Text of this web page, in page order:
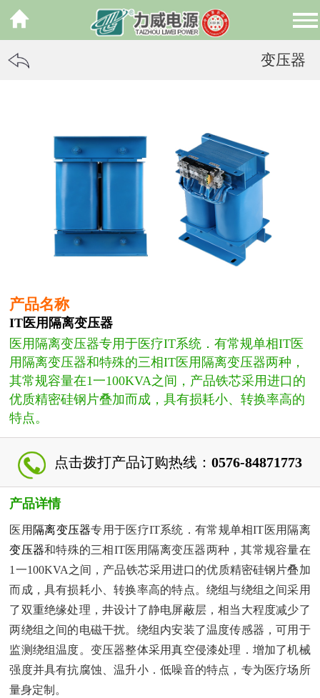
变压器
产品名称
IT医用隔离变压器
医用隔离变压器专用于医疗IT系统．有常规单相IT医
用隔离变压器和特殊的三相IT医用隔离变压器两种，
其常规容量在1一100KVA之间，产品铁芯采用进口的
优质精密硅钢片叠加而成，具有损耗小、转换率高的
特点。
点击拨打产品订购热线： 0576-84871773
产品详情
医用 隔离变压器专用于医疗IT系统．有常规单相IT医用隔离
变压器和特殊的三相IT医用隔离变压器两种，其常规容量在
1一100KVA之间，产品铁芯采用进口的优质精密硅钢片叠加
而成，具有损耗小、转换率高的特点。绕组与绕组之间采用
了双重绝缘处理，井设计了静电屏蔽层，相当大程度减少了
两绕组之间的电磁干扰。绕组内安装了温度传感器，可用于
监测绕组温度。变压器整体采用真空侵漆处理．增加了机械
强度并具有抗腐蚀、温升小．低噪音的特点，专为医疗场所
量身定制。